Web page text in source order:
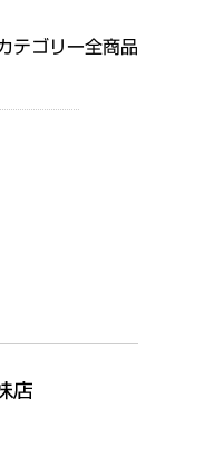
テゴリー全商品